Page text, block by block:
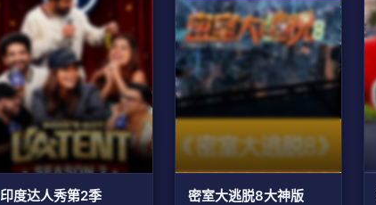
印度达人秀第2季 密室大逃脱8大神版